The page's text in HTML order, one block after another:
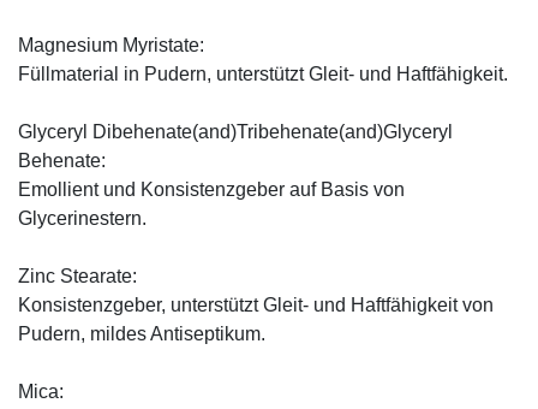
Magnesium Myristate:
Füllmaterial in Pudern, unterstützt Gleit- und Haftfähigkeit.
Glyceryl Dibehenate(and)Tribehenate(and)Glyceryl
Behenate:
Emollient und Konsistenzgeber auf Basis von
Glycerinestern.
Zinc Stearate:
Konsistenzgeber, unterstützt Gleit- und Haftfähigkeit von
Pudern, mildes Antiseptikum.
Mica: